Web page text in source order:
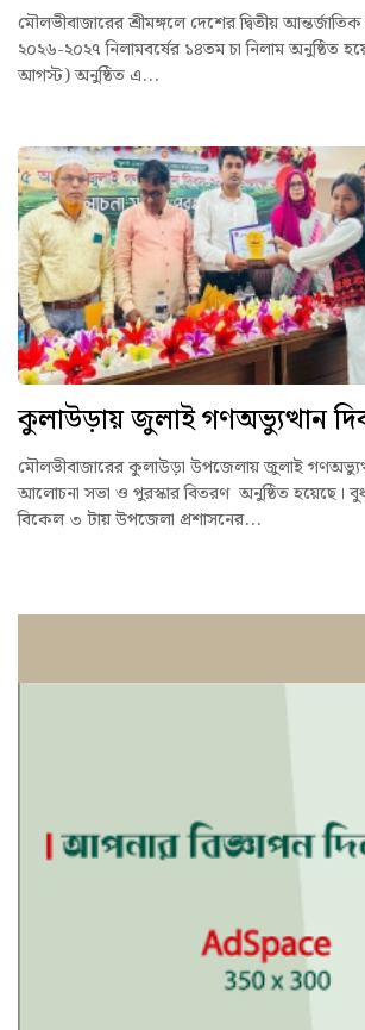
মৌলভীবাজারের শ্রীমঙ্গলে দেশের দ্বিতীয় আন্তর্জাতিক
২০২৬-২০২৭ নিলামবর্ষের ১৪তম চা নিলাম অনুষ্ঠিত
আগস্ট) অনুষ্ঠিত এ...
কুলাউড়ায় জুলাই গণঅভ্যুত্থান
মৌলভীবাজারের কুলাউড়া উপজেলায় জুলাই
আলোচনা সভা ও পুরস্কার বিতরণ অনুষ্ঠিত হয়েছে।
বিকেল ৩ টায় উপজেলা প্রশাসনের...